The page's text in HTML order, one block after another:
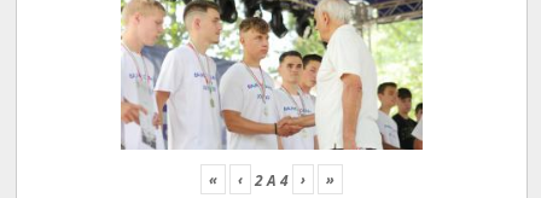
« ‹ 2A 4 › »